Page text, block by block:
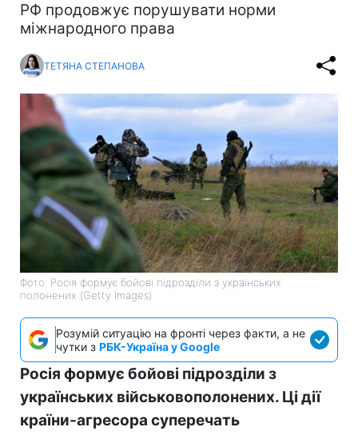
РФ продовжує порушувати норми
міжнародного права
ТЕТЯНА СТЕПАНОВА
Фото: Росія формує бойові підрозділи з українських
полонених (Getty Images)
Розумій ситуацію на фронті через факти, а не
чутки з РБК-Україна у Google
Росія формує бойові підрозділи з
українських військовополонених. Ці дії
країни-агресора суперечать